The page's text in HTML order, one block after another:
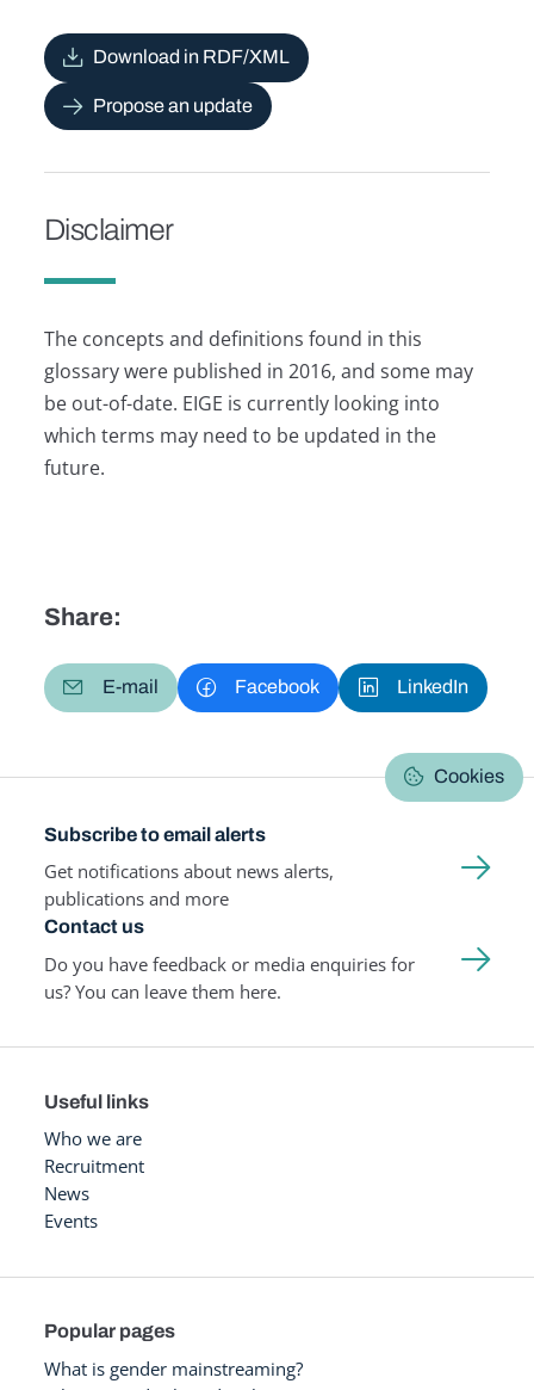
Download in RDF/XML
Propose an update
Disclaimer
The concepts and definitions found in this
glossary were published in 2016, and some may
be out-of-date. EIGE is currently looking into
which terms may need to be updated in the
future.
Share:
E-mail Facebook LinkedIn
Cookies
Subscribe to email alerts
Get notifications about news alerts,
publications and more
Contact us
Do you have feedback or media enquiries for
us? You can leave them here.
Useful links
Who we are
Recruitment
News
Events
Popular pages
What is gender mainstreaming?